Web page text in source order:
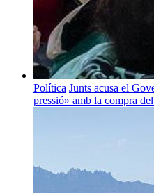
Política Junts acusa el
pressió» amb la compra